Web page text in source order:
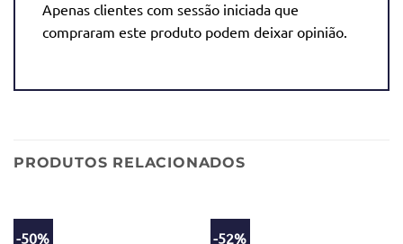
Apenas clientes com sessão iniciada que
compraram este produto podem deixar opinião.
PRODUTOS RELACIONADOS
-50% -52%